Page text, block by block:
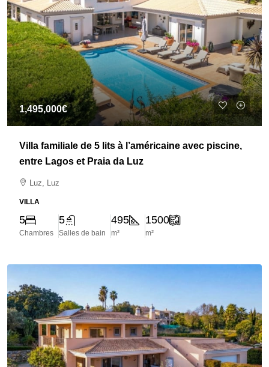
1,495,000€
Villa familiale de 5 lits à l’américaine avec piscine,
entre Lagos et Praia da Luz
Luz, Luz
VILLA
5
Chambres
5
Salles de bain
495
m²
1500
m²